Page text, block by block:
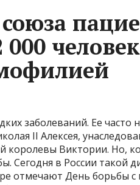
человек
заболеваний. Ее часто
II Алексея,
королевы Виктории. Но,
Сегодня в России такой
отмечают День борьбы